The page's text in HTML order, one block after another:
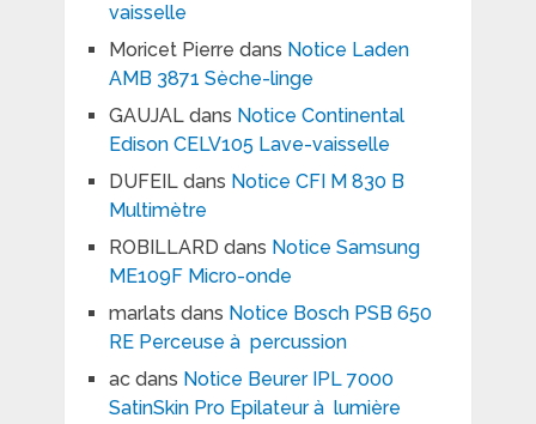
vaisselle
Moricet Pierre dans Notice Laden
AMB 3871 Sèche-linge
GAUJALdans Notice Continental
Edison CELV105 Lave-vaisselle
DUFEILdans Notice CFI M 830 B
Multimètre
ROBILLARD dans Notice Samsung
ME109F Micro-onde
marlats dans Notice Bosch PSB 650
RE Perceuse à percussion
acdans Notice Beurer IPL 7000
SatinSkin Pro Epilateur à lumière